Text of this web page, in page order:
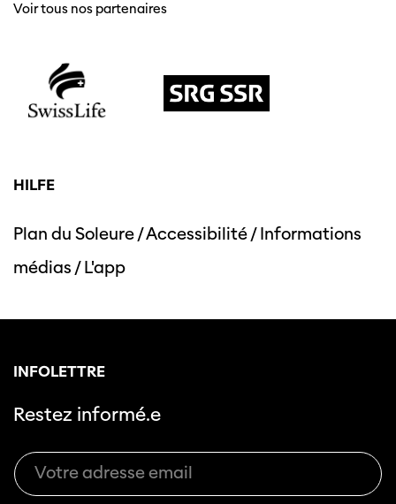
Voir tous nos partenaires
HILFE
Plan du Soleure/Accessibilité/Informations
médias /L'app
INFOLETTRE
Restez informé.e